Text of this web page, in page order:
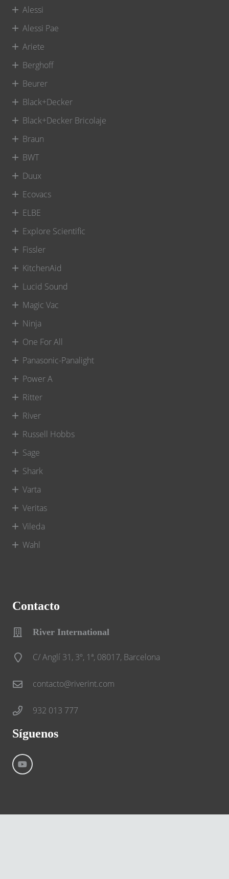
Alessi
Alessi Pae
Ariete
Berghoff
Beurer
Black+Decker
Black+Decker Bricolaje
Braun
BWT
Duux
Ecovacs
ELBE
Explore Scientific
Fissler
KitchenAid
Lucid Sound
Magic Vac
Ninja
One For All
Panasonic-Panalight
Power A
Ritter
River
Russell Hobbs
Sage
Shark
Varta
Veritas
Vileda
Wahl
Contacto
River International
C/ Anglí 31, 3º, 1ª, 08017, Barcelona
contacto@riverint.com
932 013 777
Síguenos